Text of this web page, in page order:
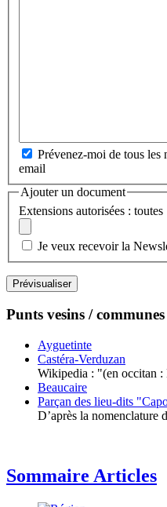
Prévenez-moi de tous les
email
Ajouter un document
Extensions autorisées : toutes
Je veux recevoir la
Punts vesins /
Ayguetinte
Castéra-Verduzan
Wikipedia : "(en occitan
Beaucaire
Parçan des lieu-dits
D’après la
Sommaire Articles